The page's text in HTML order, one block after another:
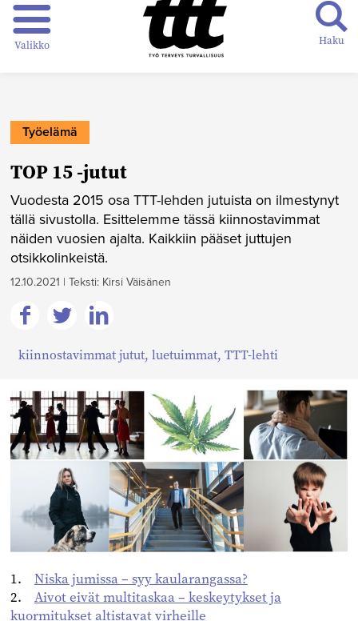
Valikko Haku
Työelämä
TOP 15 -jutut
Vuodesta 2015 osa TTT-lehden jutuista on ilmestynyt
tällä sivustolla. Esittelemme tässä kiinnostavimmat
näiden vuosien ajalta. Kaikkiin pääset juttujen
otsikkolinkeistä.
12.10.2021 | Teksti: Kirsi Väisänen
Jaa
Facebookissa
Jaa
Jaa
Linkedinissä
kiinnostavimmat jutut, luetuimmat, TTT-lehti
1. Niska jumissa – syy kaularangassa?
2. Aivot eivät multitaskaa – keskeytykset ja
kuormitukset altistavat virheille